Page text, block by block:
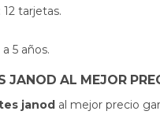
tarjetas.
5 años.
JANOD AL MEJOR
janod al mejor precio